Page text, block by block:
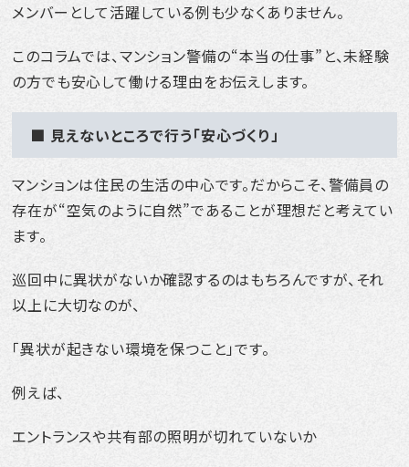
メンバーとして活躍している例も少なくありません。
このコラムでは、マンション警備の“本当の仕事”と、未経験
の方でも安心して働ける理由をお伝えします。
■ 見えないところで行う「安心づくり」
マンションは住民の生活の中心です。だからこそ、警備員の
存在が“空気のように自然”であることが理想だと考えてい
ます。
巡回中に異状がないか確認するのはもちろんですが、それ
以上に大切なのが、
「異状が起きない環境を保つこと」です。
例えば、
エントランスや共有部の照明が切れていないか